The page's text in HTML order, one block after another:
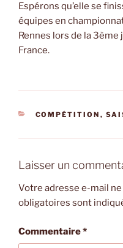
Espérons qu’elle se
équipes en
Rennes lors de la
France.
CATÉGORIES
COMPÉTITION ,
Laisser un
Votre adresse e-mail
obligatoires sont
Commentaire*